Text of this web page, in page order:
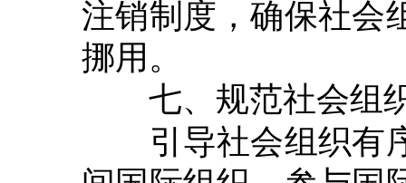
注销制度，确保社会
挪用。
七、规范社会组
引导社会组织有